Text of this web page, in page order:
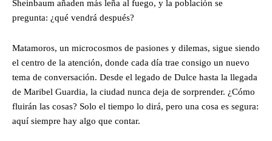
Sheinbaum añaden más leña al fuego, y la población se
pregunta: ¿qué vendrá después?
Matamoros, un microcosmos de pasiones y dilemas, sigue siendo
el centro de la atención, donde cada día trae consigo un nuevo
tema de conversación. Desde el legado de Dulce hasta la llegada
de Maribel Guardia, la ciudad nunca deja de sorprender. ¿Cómo
fluirán las cosas? Solo el tiempo lo dirá, pero una cosa es segura:
aquí siempre hay algo que contar.